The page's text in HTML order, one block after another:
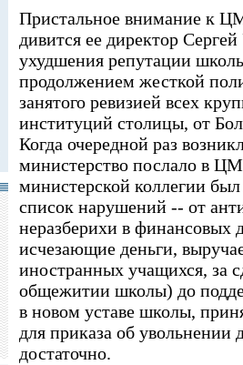
Пристальное внимание к
дивится ее директор
ухудшения репутации
продолжением жесткой
занятого ревизией всех
институций столицы, от
Когда очередной раз
министерство послало в
министерской коллегии
список нарушений -- от
неразберихи в финансовых
исчезающие деньги,
иностранных учащихся, за
общежитии школы) до
в новом уставе школы,
для приказа об увольнении
достаточно.